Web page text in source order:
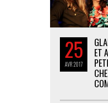
25
AVR2017
ET